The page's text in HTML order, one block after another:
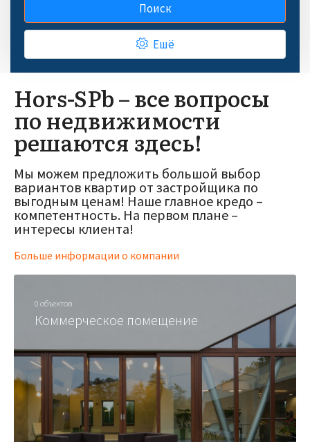
Поиск
Ешё
Hors-SPb – все вопросы
по недвижимости
решаются здесь!
Мы можем предложить большой выбор
вариантов квартир от застройщика по
выгодным ценам! Наше главное кредо –
компетентность. На первом плане –
интересы клиента!
Больше информации о компании
0 объектов
Коммерческое помещение